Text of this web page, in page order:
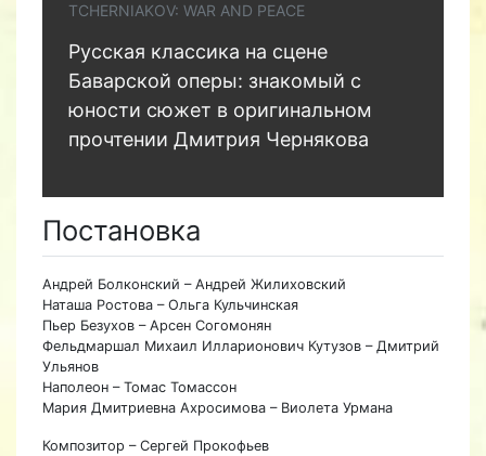
TCHERNIAKOV: WAR AND PEACE
Русская классика на сцене
Баварской оперы: знакомый с
юности сюжет в оригинальном
прочтении Дмитрия Чернякова
Постановка
Андрей Болконский – Андрей Жилиховский
Наташа Ростова – Ольга Кульчинская
Пьер Безухов – Арсен Согомонян
Фельдмаршал Михаил Илларионович Кутузов – Дмитрий
Ульянов
Наполеон – Томас Томассон
Мария Дмитриевна Ахросимова – Виолета Урмана
Композитор – Сергей Прокофьев